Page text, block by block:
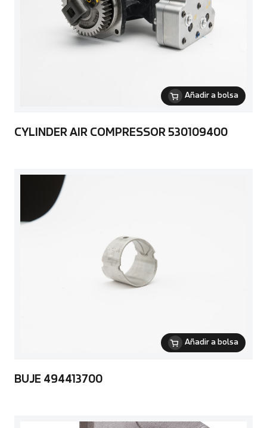
Añadir a bolsa
CYLINDER AIR COMPRESSOR 530109400
Añadir a bolsa
BUJE 494413700